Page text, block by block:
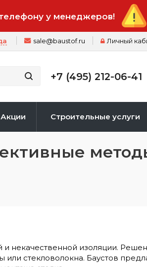
у менеджеров!
Личный
sale@baustof.ru
+7 (495) 212-06-41
Акции Строительные услуги
и некачественной изоляции.
стекловолокна. Баустов